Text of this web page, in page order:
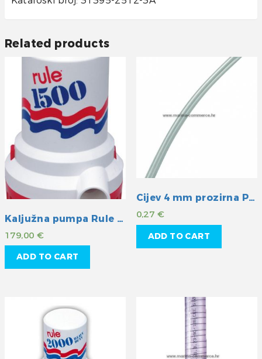
Related products
Kaljužna pumpa Rule 1500GPH 24V
179,00 €
ADD TO CART
Cijev 4 mm prozirna PVC
0,27 €
ADD TO CART